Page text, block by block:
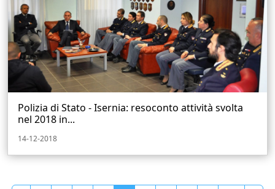
Polizia di Stato - Isernia: resoconto attività svolta
nel 2018 in...
14-12-2018